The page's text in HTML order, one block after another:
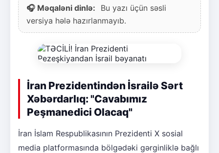
🎧 Məqaləni dinlə:
Bu yazı üçün səsli
versiya hələ hazırlanmayıb.
İran Prezidentindən İsrailə Sərt
Xəbərdarlıq: "Cavabımız
Peşmanedici Olacaq"
İran İslam Respublikasının Prezidenti X sosial
media platformasında bölgədəki gərginliklə bağlı